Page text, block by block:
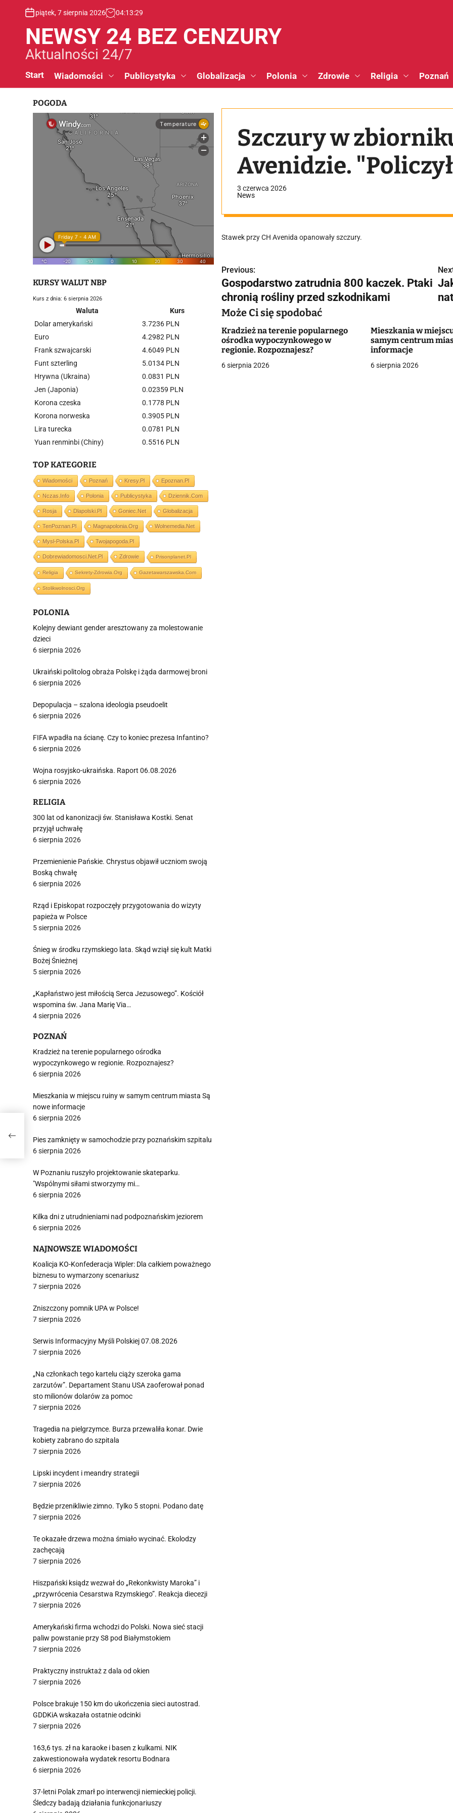
piątek, 7 sierpnia 2026 04:13:30
NEWSY 24 BEZ CENZURY
Aktualności 24/7
Start Wiadomości Publicystyka Globalizacja Polonia Zdrowie Religia Poznań
Szczury w
Avenidzie.
3 czerwca 2026
News
Stawek przy CH Avenida opanowały szczury.
N
a
w
i
g
a
Previous:
Gospodarstwo zatrudnia 800 kaczek. Ptaki
chronią rośliny przed szkodnikami
Może Ci się spodobać
Kradzież na terenie popularnego
ośrodka wypoczynkowego w
regionie. Rozpoznajesz?
6 sierpnia 2026
Mieszkania w
samym centrum
informacje
6 sierpnia 2026
POGODA
KURSY WALUT NBP
Kurs z dnia: 6 sierpnia 2026
Waluta
Kurs
Dolar amerykański
3.7236 PLN
Euro
4.2982 PLN
Frank szwajcarski
4.6049 PLN
Funt szterling
5.0134 PLN
Hrywna (Ukraina)
0.0831 PLN
Jen (Japonia)
0.02359 PLN
Korona czeska
0.1778 PLN
Korona norweska
0.3905 PLN
Lira turecka
0.0781 PLN
Yuan renminbi (Chiny)
0.5516 PLN
TOP KATEGORIE
Wiadomości Poznań Kresy.pl Epoznan.pl
Nczas.info Polonia Publicystyka Dziennik.com
Rosja Dlapolski.pl Goniec.net Globalizacja
TenPoznan.pl Magnapolonia.org Wolnemedia.net
Mysl-Polska.pl Twojapogoda.pl
Dobrewiadomosci.net.pl Zdrowie Prisonplanet.pl
Religia Sekrety-Zdrowia.org Gazetawarszawska.com
Stolikwolnosci.org
POLONIA
Kolejny dewiant gender aresztowany za molestowanie
dzieci
6 sierpnia 2026
Ukraiński politolog obraża Polskę i żąda darmowej broni
6 sierpnia 2026
Depopulacja – szalona ideologia pseudoelit
6 sierpnia 2026
FIFA wpadła na ścianę. Czy to koniec prezesa Infantino?
6 sierpnia 2026
Wojna rosyjsko-ukraińska. Raport 06.08.2026
6 sierpnia 2026
RELIGIA
300 lat od kanonizacji św. Stanisława Kostki. Senat
przyjął uchwałę
6 sierpnia 2026
Przemienienie Pańskie. Chrystus objawił uczniom swoją
Boską chwałę
6 sierpnia 2026
Rząd i Episkopat rozpoczęły przygotowania do wizyty
papieża w Polsce
5 sierpnia 2026
Śnieg w środku rzymskiego lata. Skąd wziął się kult Matki
Bożej Śnieżnej
5 sierpnia 2026
„Kapłaństwo jest miłością Serca Jezusowego”. Kościół
wspomina św. Jana Marię Via…
4 sierpnia 2026
POZNAŃ
Kradzież na terenie popularnego ośrodka
wypoczynkowego w regionie. Rozpoznajesz?
6 sierpnia 2026
Mieszkania w miejscu ruiny w samym centrum miasta Są
nowe informacje
6 sierpnia 2026
Pies zamknięty w samochodzie przy poznańskim szpitalu
6 sierpnia 2026
W Poznaniu ruszyło projektowanie skateparku.
"Wspólnymi siłami stworzymy mi…
6 sierpnia 2026
Kilka dni z utrudnieniami nad podpoznańskim jeziorem
6 sierpnia 2026
NAJNOWSZE WIADOMOŚCI
Koalicja KO-Konfederacja Wipler: Dla całkiem poważnego
biznesu to wymarzony scenariusz
7 sierpnia 2026
Zniszczony pomnik UPA w Polsce!
7 sierpnia 2026
Serwis Informacyjny Myśli Polskiej 07.08.2026
7 sierpnia 2026
„Na członkach tego kartelu ciąży szeroka gama
zarzutów”. Departament Stanu USA zaoferował ponad
sto milionów dolarów za pomoc
7 sierpnia 2026
Tragedia na pielgrzymce. Burza przewaliła konar. Dwie
kobiety zabrano do szpitala
7 sierpnia 2026
Lipski incydent i meandry strategii
7 sierpnia 2026
Będzie przenikliwie zimno. Tylko 5 stopni. Podano datę
7 sierpnia 2026
Te okazałe drzewa można śmiało wycinać. Ekolodzy
zachęcają
7 sierpnia 2026
Hiszpański ksiądz wezwał do „Rekonkwisty Maroka” i
„przywrócenia Cesarstwa Rzymskiego”. Reakcja diecezji
7 sierpnia 2026
Amerykański firma wchodzi do Polski. Nowa sieć stacji
paliw powstanie przy S8 pod Białymstokiem
7 sierpnia 2026
Praktyczny instruktaż z dala od okien
7 sierpnia 2026
Polsce brakuje 150 km do ukończenia sieci autostrad.
GDDKiA wskazała ostatnie odcinki
7 sierpnia 2026
163,6 tys. zł na karaoke i basen z kulkami. NIK
zakwestionowała wydatek resortu Bodnara
6 sierpnia 2026
37-letni Polak zmarł po interwencji niemieckiej policji.
Śledczy badają działania funkcjonariuszy